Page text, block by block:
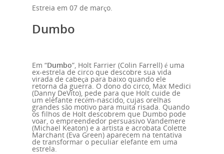
Estreia em 07 de março.
Dumbo
Em “Dumbo”, Holt Farrier (Colin Farrell) é uma
ex-estrela de circo que descobre sua vida
virada de cabeça para baixo quando ele
retorna da guerra. O dono do circo, Max Medici
(Danny DeVito), pede para que Holt cuide de
um elefante recém-nascido, cujas orelhas
grandes são motivo para muita risada. Quando
os filhos de Holt descobrem que Dumbo pode
voar, o empreendedor persuasivo Vandemere
(Michael Keaton) e a artista e acrobata Colette
Marchant (Eva Green) aparecem na tentativa
de transformar o peculiar elefante em uma
estrela.